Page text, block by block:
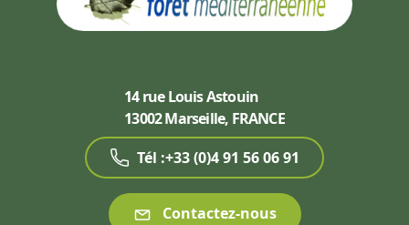
14 rue Louis Astouin
13002 Marseille, FRANCE
Tél :+33 (0)4 91 56 06 91
Contactez-nous